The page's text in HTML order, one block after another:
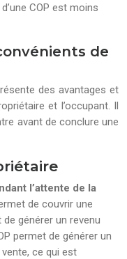
COP est moins
de
des avantages et
et l’occupant. Il
avant de conclure une
l’attente de la
de couvrir une
générer un revenu
permet de générer un
ce qui est